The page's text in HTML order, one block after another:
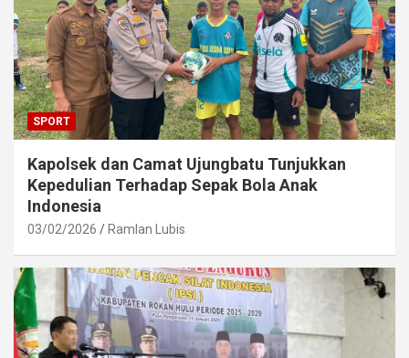
SPORT
Kapolsek dan Camat Ujungbatu Tunjukkan
Kepedulian Terhadap Sepak Bola Anak
Indonesia
03/02/2026 Ramlan Lubis